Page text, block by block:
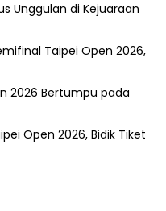
Unggulan di Kejuaraan
Taipei Open 2026,
2026 Bertumpu pada
Open 2026, Bidik Tiket